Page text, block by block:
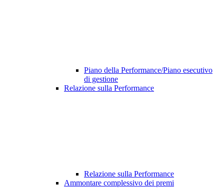
Piano della Performance/Piano esecutivo
di gestione
Relazione sulla Performance
Relazione sulla Performance
Ammontare complessivo dei premi